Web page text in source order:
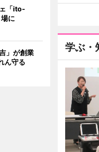
学ぶ・
「ito-
に
」が創業
ん守る